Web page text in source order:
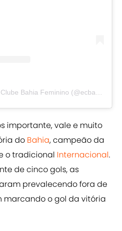
A post shared by Esporte Clube Bahia Feminino (@ecbahia_fem)
importante, vale e muito
do Bahia, campeão da
o tradicional Internacional.
de cinco gols, as
prevalecendo fora de
marcando o gol da vitória